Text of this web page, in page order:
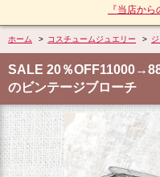
『当店か
ホーム > コスチュームジュエリー >
SALE 20％
のビンテージブローチ